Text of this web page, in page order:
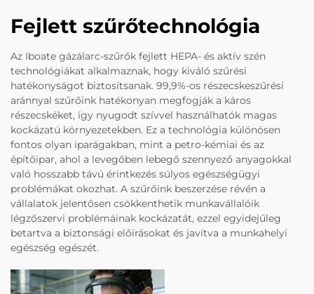
Fejlett szűrőtechnológia
Az Iboate gázálarc-szűrők fejlett HEPA- és aktív szén
technológiákat alkalmaznak, hogy kiváló szűrési
hatékonyságot biztosítsanak. 99,9%-os részecskeszűrési
aránnyal szűrőink hatékonyan megfogják a káros
részecskéket, így nyugodt szívvel használhatók magas
kockázatú környezetekben. Ez a technológia különösen
fontos olyan iparágakban, mint a petro-kémiai és az
építőipar, ahol a levegőben lebegő szennyező anyagokkal
való hosszabb távú érintkezés súlyos egészségügyi
problémákat okozhat. A szűrőink beszerzése révén a
vállalatok jelentősen csökkenthetik munkavállalóik
légzőszervi problémáinak kockázatát, ezzel egyidejűleg
betartva a biztonsági előírásokat és javítva a munkahelyi
egészség egészét.